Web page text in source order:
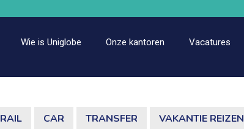
Wie is Uniglobe Onze kantoren Vacatures
RAIL CAR TRANSFER VAKANTIE REIZEN